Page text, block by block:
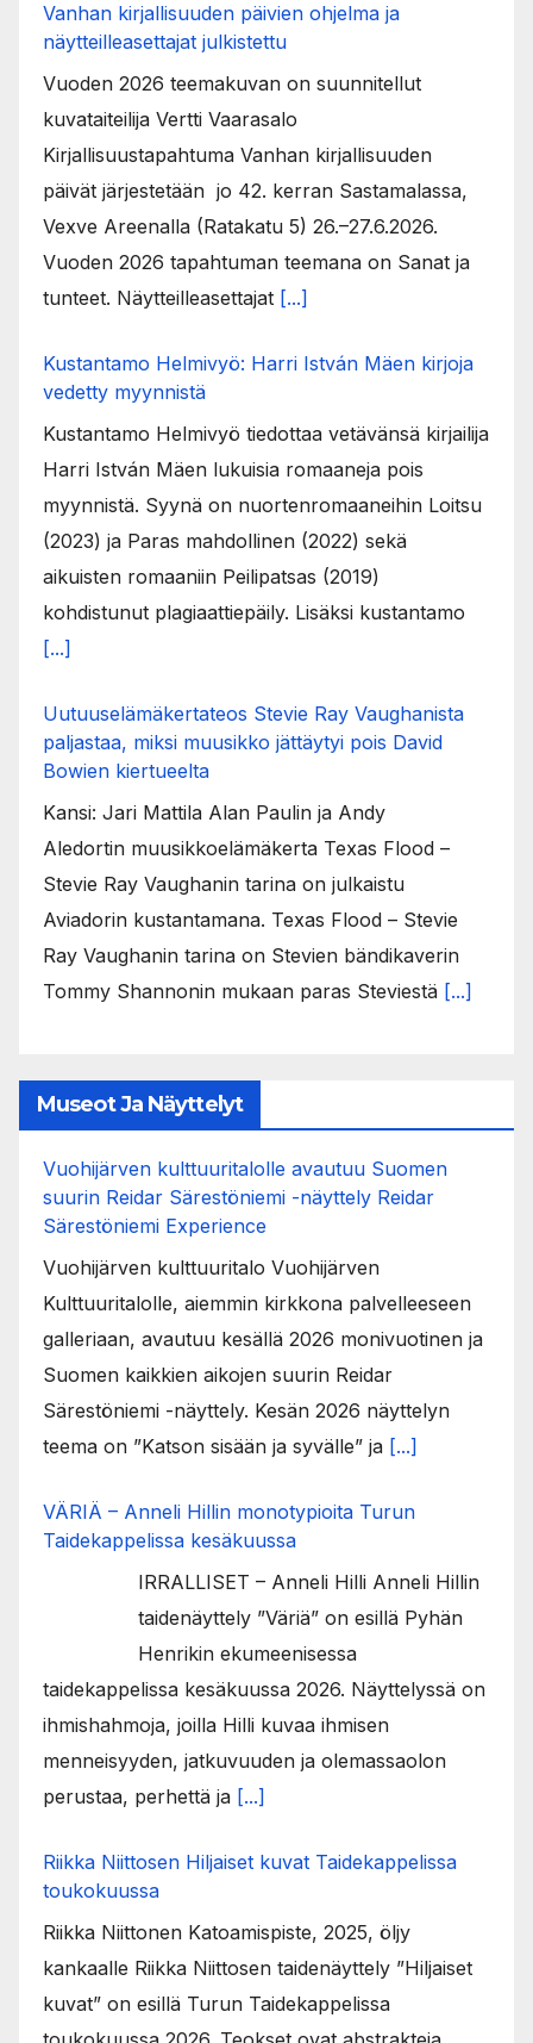
Vanhan kirjallisuuden päivien ohjelma ja
näytteilleasettajat julkistettu
Vuoden 2026 teemakuvan on suunnitellut
kuvataiteilija Vertti Vaarasalo
Kirjallisuustapahtuma Vanhan kirjallisuuden
päivät järjestetään jo 42. kerran Sastamalassa,
Vexve Areenalla (Ratakatu 5) 26.–27.6.2026.
Vuoden 2026 tapahtuman teemana on Sanat ja
tunteet. Näytteilleasettajat [...]
Kustantamo Helmivyö: Harri István Mäen kirjoja
vedetty myynnistä
Kustantamo Helmivyö tiedottaa vetävänsä kirjailija
Harri István Mäen lukuisia romaaneja pois
myynnistä. Syynä on nuortenromaaneihin Loitsu
(2023) ja Paras mahdollinen (2022) sekä
aikuisten romaaniin Peilipatsas (2019)
kohdistunut plagiaattiepäily. Lisäksi kustantamo
[...]
Uutuuselämäkertateos Stevie Ray Vaughanista
paljastaa, miksi muusikko jättäytyi pois David
Bowien kiertueelta
Kansi: Jari Mattila Alan Paulin ja Andy
Aledortin muusikkoelämäkerta Texas Flood –
Stevie Ray Vaughanin tarina on julkaistu
Aviadorin kustantamana. Texas Flood – Stevie
Ray Vaughanin tarina on Stevien bändikaverin
Tommy Shannonin mukaan paras Steviestä [...]
Museot Ja Näyttelyt
Vuohijärven kulttuuritalolle avautuu Suomen
suurin Reidar Särestöniemi -näyttely Reidar
Särestöniemi Experience
Vuohijärven kulttuuritalo Vuohijärven
Kulttuuritalolle, aiemmin kirkkona palvelleeseen
galleriaan, avautuu kesällä 2026 monivuotinen ja
Suomen kaikkien aikojen suurin Reidar
Särestöniemi -näyttely. Kesän 2026 näyttelyn
teema on ”Katson sisään ja syvälle” ja [...]
VÄRIÄ – Anneli Hillin monotypioita Turun
Taidekappelissa kesäkuussa
IRRALLISET – Anneli Hilli Anneli Hillin
taidenäyttely ”Väriä” on esillä Pyhän
Henrikin ekumeenisessa
taidekappelissa kesäkuussa 2026. Näyttelyssä on
ihmishahmoja, joilla Hilli kuvaa ihmisen
menneisyyden, jatkuvuuden ja olemassaolon
perustaa, perhettä ja [...]
Riikka Niittosen Hiljaiset kuvat Taidekappelissa
toukokuussa
Riikka Niittonen Katoamispiste, 2025, öljy
kankaalle Riikka Niittosen taidenäyttely ”Hiljaiset
kuvat” on esillä Turun Taidekappelissa